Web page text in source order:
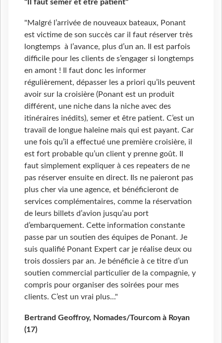
"Il faut semer et être patient"
"Malgré l’arrivée de nouveaux bateaux, Ponant
est victime de son succès car il faut réserver très
longtemps à l’avance, plus d’un an. Il est parfois
difficile pour les clients de s’engager si longtemps
en amont ! Il faut donc les informer
régulièrement, dépasser les a priori qu’ils peuvent
avoir sur la croisière (Ponant est un produit
différent, une niche dans la niche avec des
itinéraires inédits), semer et être patient. C’est un
travail de longue haleine mais qui est payant. Car
une fois qu’il a effectué une première croisière, il
est fort probable qu’un client y prenne goût. Il
faut simplement expliquer à ces repeaters de ne
pas réserver ensuite en direct. Ils ne paieront pas
plus cher via une agence, et bénéficieront de
services complémentaires, comme la réservation
de leurs billets d’avion jusqu’au port
d’embarquement. Cette information constante
passe par un soutien des équipes de Ponant. Je
suis qualifié Ponant Expert car je réalise deux ou
trois dossiers par an. Je bénéficie à ce titre d’un
soutien commercial particulier de la compagnie, y
compris pour organiser des soirées pour mes
clients. C’est un vrai plus..."
Bertrand Geoffroy, Nomades/Tourcom à Royan
(17)